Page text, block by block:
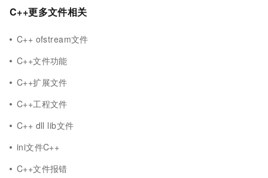
C++更多文件相关
C++ ofstream文件
C++文件功能
C++扩展文件
C++工程文件
C++ dll lib文件
ini文件C++
C++文件报错